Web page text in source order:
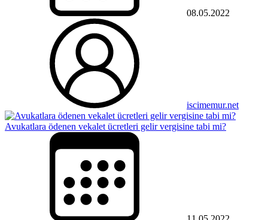
08.05.2022
iscimemur.net
Avukatlara ödenen vekalet ücretleri gelir vergisine tabi mi?